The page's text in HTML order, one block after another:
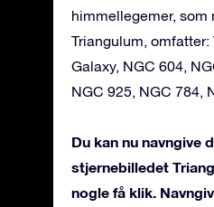
himmellegemer, som
Triangulum, omfatter:
Galaxy, NGC 604,
NGC 925, NGC 784,
Du kan nu navngive
stjernebilledet
nogle få klik.